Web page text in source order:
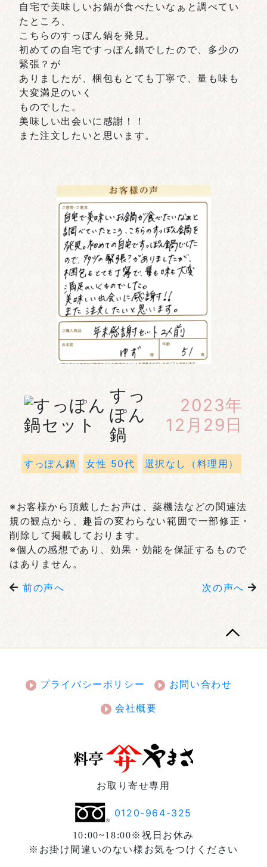
自宅で美味しいお鍋が食べたいなぁと調べてい
たところ、
こちらのすっぽん鍋を発見。
初めての自宅ですっぽん鍋でしたので、多少の
緊張？が
ありましたが、梱包もとても丁寧で、量も味も
大変満足のいく
ものでした。
美味しい出会いに感謝！！
また注文したいと思います。
すっ
ぽん
鍋
2023年
12月29日
すっぽん鍋 女性 50代 選択なし（料理用）
※お客様から頂戴したお声は、薬機法などの関連法
規の観点から、趣旨の変わらない範囲で一部修正・
削除して掲載しております。
※個人の感想であり、効果・効能を保証するもので
はありません。
前の声へ
次の声へ
プライバシーポリシー
お問い合わせ
会社概要
お取り寄せ専用
0120-964-325
10:00~18:00※祝日お休み
※お掛け間違いのない様お気をつけください